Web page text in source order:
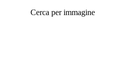
Cerca per immagine